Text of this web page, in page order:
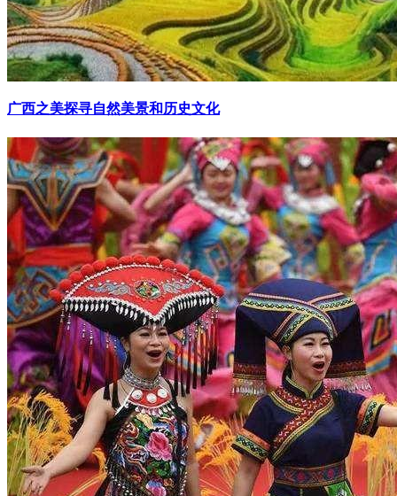
广西之美探寻自然美景和历史文化